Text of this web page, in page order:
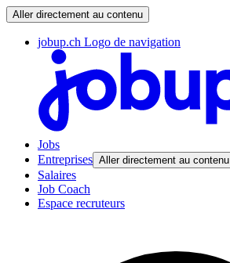
Aller directement au contenu
jobup.ch Logo de navigation
Jobs
Entreprises Aller directement au contenu
Salaires
Job Coach
Espace recruteurs